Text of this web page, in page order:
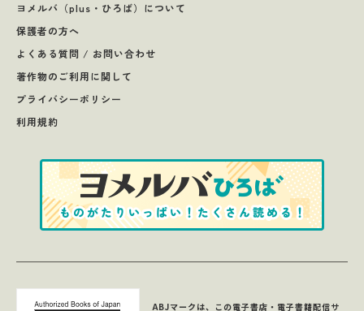
ヨメルバ（plus・ひろば）について
保護者の方へ
よくある質問 / お問い合わせ
著作物のご利用に関して
プライバシーポリシー
利用規約
ABJマークは、この電子書店・電子書籍配信サ